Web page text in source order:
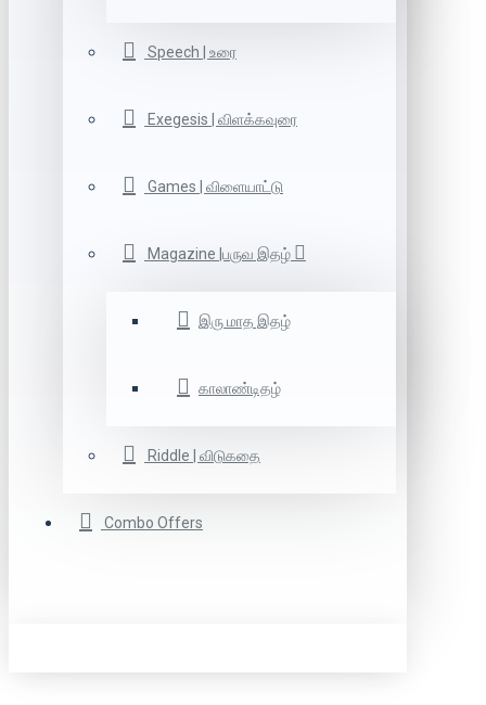
Speech | உரை
Exegesis | விளக்கவுரை
Games | விளையாட்டு
Magazine |பருவ இதழ்
இரு மாத இதழ்
காலாண்டிதழ்
Riddle | விடுகதை
Combo Offers